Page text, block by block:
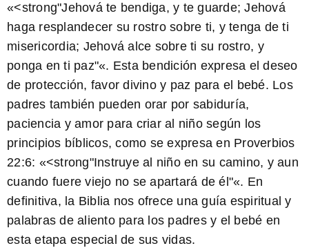
«<strong"Jehová te bendiga, y te guarde; Jehová
haga resplandecer su rostro sobre ti, y tenga de ti
misericordia; Jehová alce sobre ti su rostro, y
ponga en ti paz"«. Esta bendición expresa el deseo
de protección, favor divino y paz para el bebé. Los
padres también pueden orar por sabiduría,
paciencia y amor para criar al niño según los
principios bíblicos, como se expresa en Proverbios
22:6: «<strong"Instruye al niño en su camino, y aun
cuando fuere viejo no se apartará de él"«. En
definitiva, la Biblia nos ofrece una guía espiritual y
palabras de aliento para los padres y el bebé en
esta etapa especial de sus vidas.